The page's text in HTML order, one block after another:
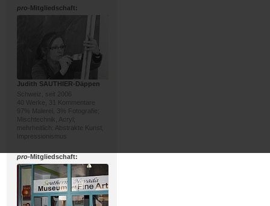
pro-Mitgliedschaft:
Judith SAUTHIER-Däppen
Schweiz, seit 2006
40 Werke, 31 Kommentare
97% Malerei, 3% Fotografie;
Mischtechnik, Acryl;
mehrheitlich: Abstrakte Kunst,
Impressionismus
pro-Mitgliedschaft: